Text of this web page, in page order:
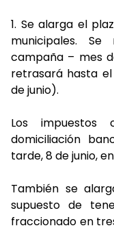
1. Se alarga el
municipales.
campaña – mes
retrasará hasta
de junio).
Los
domiciliación
tarde, 8 de junio,
También se
supuesto de
fraccionado en